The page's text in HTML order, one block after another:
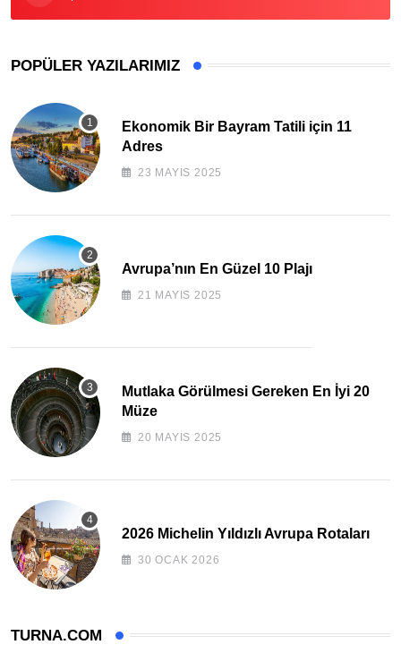
POPÜLER YAZILARIMIZ
Ekonomik Bir Bayram Tatili için 11
Adres
23 MAYIS 2025
Avrupa’nın En Güzel 10 Plajı
21 MAYIS 2025
Mutlaka Görülmesi Gereken En İyi 20
Müze
20 MAYIS 2025
2026 Michelin Yıldızlı Avrupa Rotaları
30 OCAK 2026
TURNA.COM